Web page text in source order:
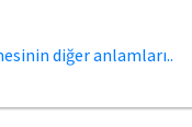
diğer anlamları..